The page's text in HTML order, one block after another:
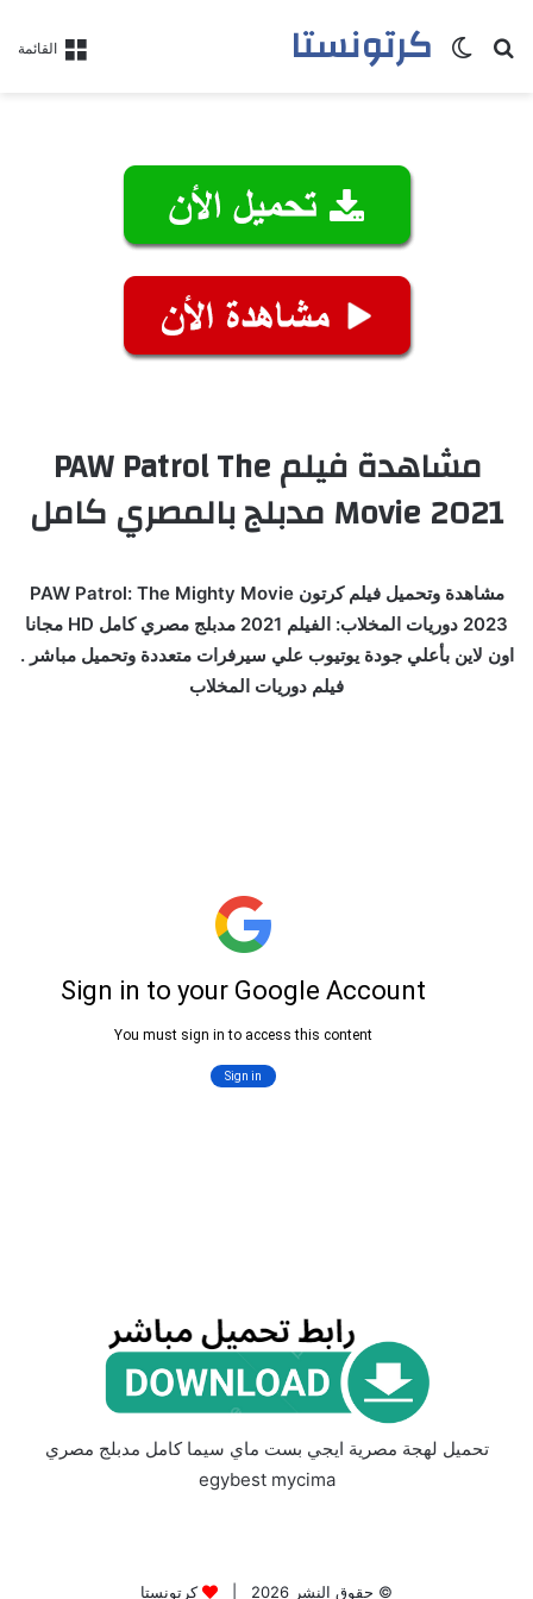
القائمة كرتونستابحث عنالوضع المظلم
مشاهدة فيلم PAW Patrol The
Movie 2021 مدبلج بالمصري كامل
مشاهدة وتحميل فيلم كرتون PAW Patrol: The Mighty Movie
2023 دوريات المخلاب: الفيلم 2021 مدبلج مصري كامل HD مجانا
اون لاين بأعلي جودة يوتيوب علي سيرفرات متعددة وتحميل مباشر .
فيلم دوريات المخلاب
تحميل لهجة مصرية ايجي بست ماي سيما كامل مدبلج مصري
egybest mycima
© حقوق النشر 2026 | كرتونستا